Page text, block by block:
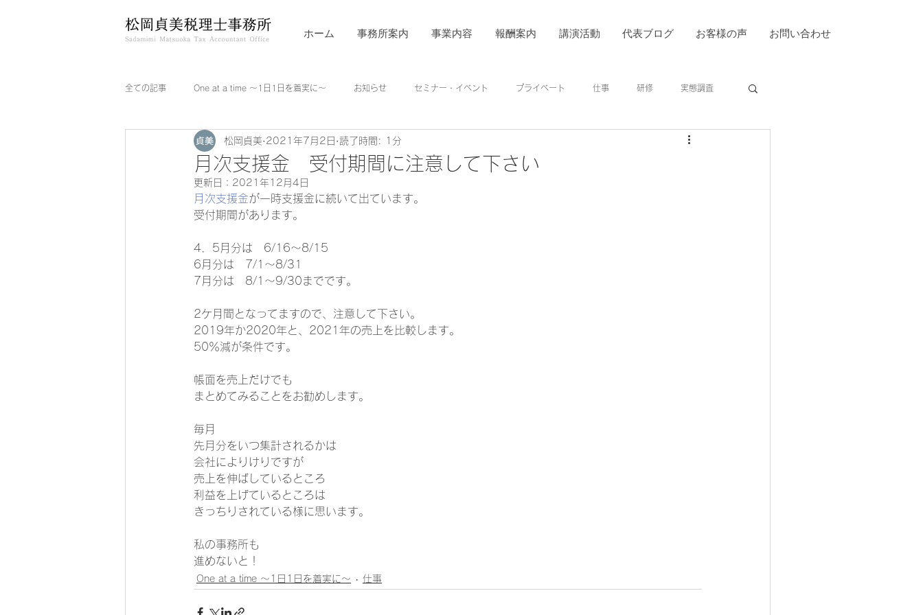
ホーム 事務所案内 事業内容 報酬案内 講演活動 代表ブログ お客様の声 お問い合わせ
全ての記事 One at a time ～1日1日を着実に～ お知らせ セミナー・イベント プライベート 仕事 研修 実態調査
月次支援金 受付期間に注意して下さい
松岡貞美 2021年7月2日 読了時間: 1分
更新日： 2021年12月4日
月次支援金が一時支援金に続いて出ています。
受付期間があります。
4．5月分は　6/16～8/15
6月分は　7/1～8/31
7月分は　8/1～9/30までです。
2ケ月間となってますので、注意して下さい。
2019年か2020年と、2021年の売上を比較します。
50％減が条件です。
帳面を売上だけでも
まとめてみることをお勧めします。
毎月
先月分をいつ集計されるかは
会社によりけりですが
売上を伸ばしているところ
利益を上げているところは
きっちりされている様に思います。
私の事務所も
進めないと！
One at a time ～1日1日を着実に～ 仕事